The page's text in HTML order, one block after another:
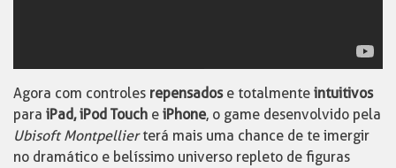
Agora com controles repensadose totalmente intuitivos
para iPad, iPod Touch e iPhone, o game desenvolvido pela
Ubisoft Montpellierterá mais uma chance de te imergir
no dramático e belíssimo universo repleto de figuras